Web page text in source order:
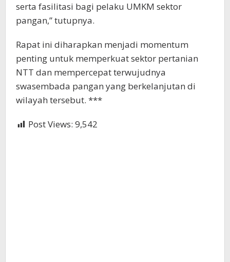
serta fasilitasi bagi pelaku UMKM sektor
pangan,” tutupnya.
Rapat ini diharapkan menjadi momentum
penting untuk memperkuat sektor pertanian
NTT dan mempercepat terwujudnya
swasembada pangan yang berkelanjutan di
wilayah tersebut. ***
Post Views: 9,542